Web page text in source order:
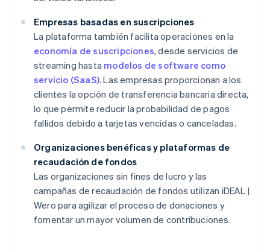
Empresas basadas en suscripciones
La plataforma también facilita operaciones en la
economía de suscripciones, desde servicios de
streaming hasta modelos de software como
servicio (SaaS). Las empresas proporcionan a los
clientes la opción de transferencia bancaria directa,
lo que permite reducir la probabilidad de pagos
fallidos debido a tarjetas vencidas o canceladas.
Organizaciones benéficas y plataformas de
recaudación de fondos
Las organizaciones sin fines de lucro y las
campañas de recaudación de fondos utilizan iDEAL |
Wero para agilizar el proceso de donaciones y
fomentar un mayor volumen de contribuciones.